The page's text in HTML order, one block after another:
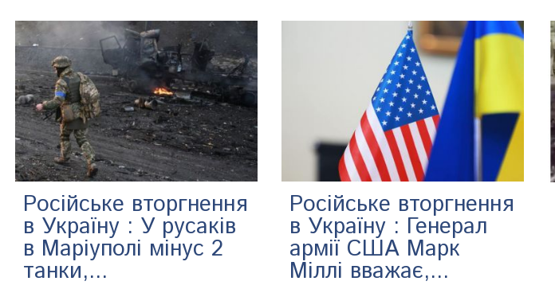
Російське вторгнення
в Україну : У русаків
в Маріуполі мінус 2
танки,...
Російське вторгнення
в Україну : Генерал
армії США Марк
Міллі вважає,...